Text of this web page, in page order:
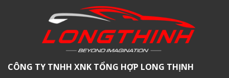
CÔNG TY TNHH XNK TỔNG HỢP LONG THỊNH